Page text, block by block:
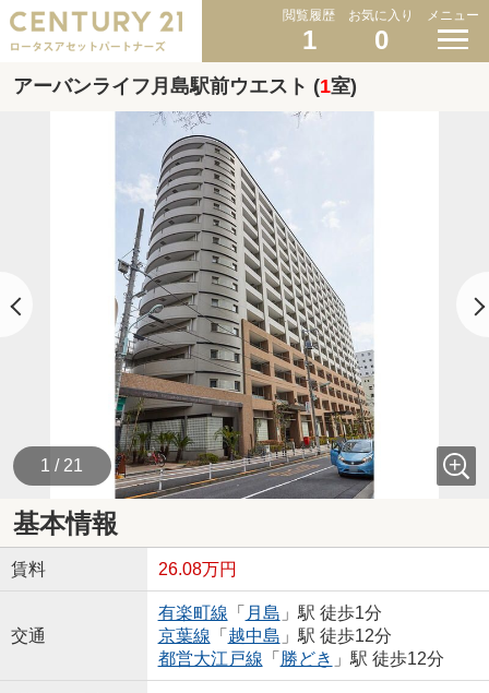
閲覧履歴
1
お気に入り
0
メニュー
アーバンライフ月島駅前ウエスト (1室)
1 / 21
基本情報
賃料 26.08万円
交通
有楽町線 「 月島 」駅 徒歩1分
京葉線 「 越中島 」駅 徒歩12分
都営大江戸線 「 勝どき 」駅 徒歩12分